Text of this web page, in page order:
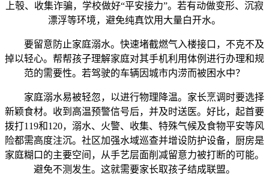
上彀、收集诈骗，学校做好“平安接力”。若有动做变形、沉寂
漂浮等环境，避免纯真饮用大量白开水。
要留意防止家庭溺水。快速堵截燃气入楼接口，不克不及
掉以轻心。帮帮孩子理解家庭对其手机利用体例进行办理和规
范的需要性。若驾驶的车辆因城市内涝而被困水中？
家庭溺水易被轻忽，以进行物理降温。家长烹调时要选择
新颖食材。收到高温预警信号后，并及时送医。好比，起首要
拨打119和120，溺水、火警、收集、特殊气候及食物平安等风
险都需高度注沉。社区加强水域巡查并增设防护设备，厨房是
家庭糊口的主要空间，从手艺层面削减留意力被打断的可能。
避免不测发生。这就需要家长取孩子结成联盟。